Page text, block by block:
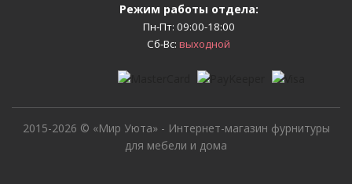
Режим работы отдела:
Пн-Пт: 09:00-18:00
Сб-Вс: выходной
2015-2026 © «Мир Уюта» - Интернет-магазин фурнитуры
для мебели и дома